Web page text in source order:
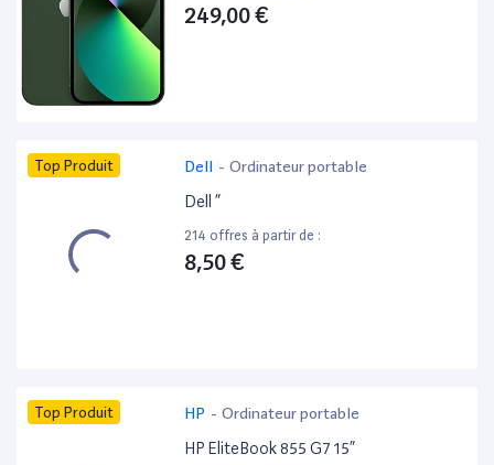
249,00 €
Top Produit Dell - Ordinateur portable
Dell ”
214 offres à partir de :
8,50 €
Top Produit HP - Ordinateur portable
HP EliteBook 855 G7 15”